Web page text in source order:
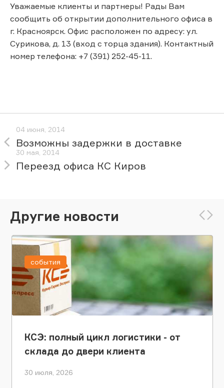
Уважаемые клиенты и партнеры! Рады Вам
сообщить об открытии дополнительного офиса в
г. Красноярск. Офис расположен по адресу: ул.
Сурикова, д. 13 (вход с торца здания). Контактный
номер телефона: +7 (391) 252-45-11.
04 июня, 2014
Возможны задержки в доставке
30 мая, 2014
Переезд офиса КС Киров
Другие новости
КСЭ: полный цикл логистики - от
склада до двери клиента
30 июля, 2026
события